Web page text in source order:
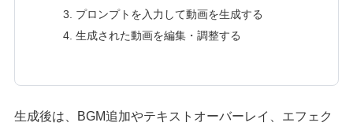
プロンプトを入力して動画を生成する
生成された動画を編集・調整する
生成後は、BGM追加やテキストオーバーレイ、エフェク